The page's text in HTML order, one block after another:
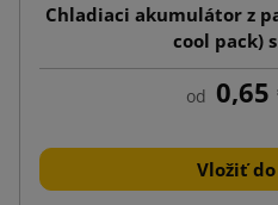
Chladiaci akumulátor z
cool pack)
od 0,65
Vložiť